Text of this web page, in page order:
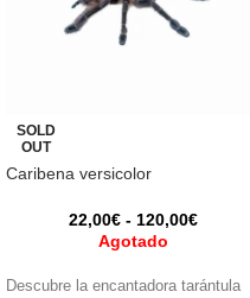
SOLD
OUT
Caribena versicolor
22,00€ - 120,00€
Agotado
Descubre la encantadora tarántula